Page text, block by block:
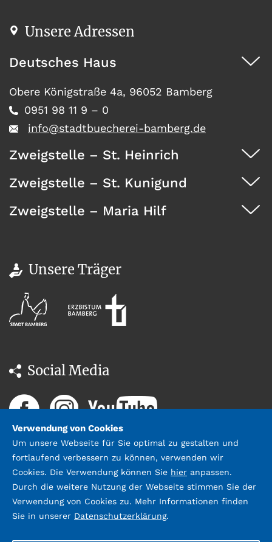
Unsere Adressen
Deutsches Haus
Obere Königstraße 4a, 96052 Bamberg
0951 98 11 9 – 0
info@stadtbuecherei-bamberg.de
Zweigstelle – St. Heinrich
Dürrwächterstr. 29, 96052 Bamberg
Zweigstelle – St. Kunigund
Seehofstraße 41, 96052 Bamberg
Zweigstelle – Maria Hilf
Unsere Träger
Social Media
Datenschutz Impressum &
Kontakt
Verwendung von Cookies
Um unsere Webseite für Sie optimal zu gestalten und
fortlaufend verbessern zu können, verwenden wir
Cookies. Die Verwendung können Sie hier anpassen.
Durch die weitere Nutzung der Webseite stimmen Sie der
Verwendung von Cookies zu. Mehr Informationen finden
Sie in unserer Datenschutzerklärung.